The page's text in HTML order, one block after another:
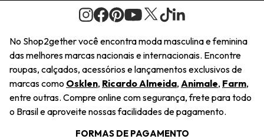
Saiu na Mídia
Sustentabilidade
Navegando
Regulamento e Promoções
Pedido de Presente
Wishlist
Condições Gerais
Troca Fácil
Restituição de Pagamento
Dúvidas Frequentes
Termos e Condições
No Shop2gether você encontra moda masculina e feminina
das melhores marcas nacionais e internacionais. Encontre
roupas, calçados, acessórios e lançamentos exclusivos de
marcas como Osklen, Ricardo Almeida, Animale, Farm,
entre outras. Compre online com segurança, frete para todo
o Brasil e aproveite nossas facilidades de pagamento.
FORMAS DE PAGAMENTO